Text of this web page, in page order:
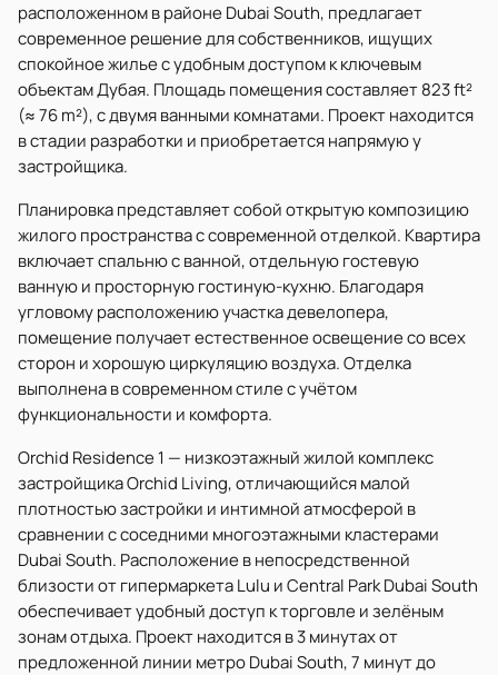
расположенном в районе Dubai South, предлагает
современное решение для собственников, ищущих
спокойное жилье с удобным доступом к ключевым
объектам Дубая. Площадь помещения составляет 823 ft²
(≈ 76 m²), с двумя ванными комнатами. Проект находится
в стадии разработки и приобретается напрямую у
застройщика.
Планировка представляет собой открытую композицию
жилого пространства с современной отделкой. Квартира
включает спальню с ванной, отдельную гостевую
ванную и просторную гостиную-кухню. Благодаря
угловому расположению участка девелопера,
помещение получает естественное освещение со всех
сторон и хорошую циркуляцию воздуха. Отделка
выполнена в современном стиле с учётом
функциональности и комфорта.
Orchid Residence 1 — низкоэтажный жилой комплекс
застройщика Orchid Living, отличающийся малой
плотностью застройки и интимной атмосферой в
сравнении с соседними многоэтажными кластерами
Dubai South. Расположение в непосредственной
близости от гипермаркета Lulu и Central Park Dubai South
обеспечивает удобный доступ к торговле и зелёным
зонам отдыха. Проект находится в 3 минутах от
предложенной линии метро Dubai South, 7 минут до